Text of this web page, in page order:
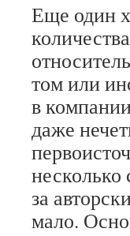
Еще один
том или
в
даже
несколько
за
мало.